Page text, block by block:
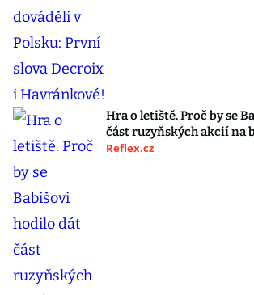
Hra o letiště. Proč by se
část ruzyňských akcií na
Reflex.cz